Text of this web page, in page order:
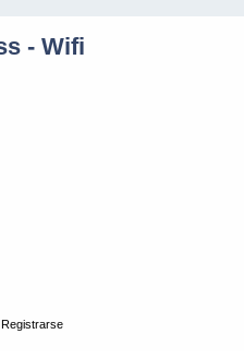
Registrarse